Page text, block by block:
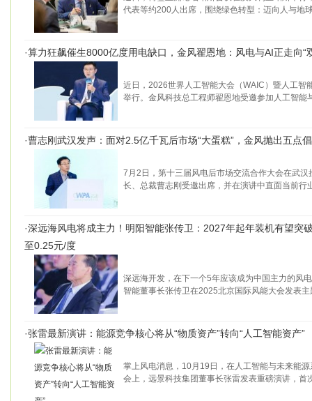
代表等约200人出席，围绕绿色转型：迈向人与地
·算力狂飙催生8000亿度用电缺口，金风翟恩地：风电与AI正走向“
近日，2026世界人工智能大会（WAIC）暨人工智
举行。金风科技总工程师翟恩地受邀参加人工智能
·曹志刚武汉发声：面对2.5亿千瓦后市场“大蛋糕”，金风抛出五点
7月2日，第十三届风电后市场交流合作大会在武汉
长、总裁曹志刚受邀出席，并在演讲中直面当前行
·深远海风电将成主力！明阳智能张传卫：2027年起年装机有望突
至0.25元/度
深远海开发，在下一个5年应该成为中国主力的风
智能董事长张传卫在2025北京国际风能大会发表主
·张雷最新演讲：能源竞争核心将从“物质资产”转向“人工智能资产”
掌上风电消息，10月19日，在人工智能与未来能
会上，远景科技集团董事长张雷发表重磅演讲，首